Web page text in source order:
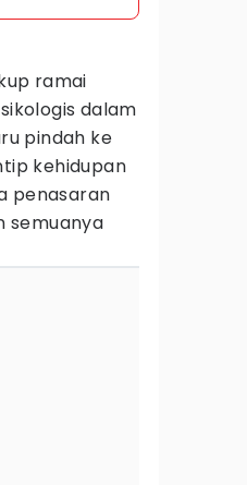
ramai
dalam
pindah ke
kehidupan
penasaran
semuanya